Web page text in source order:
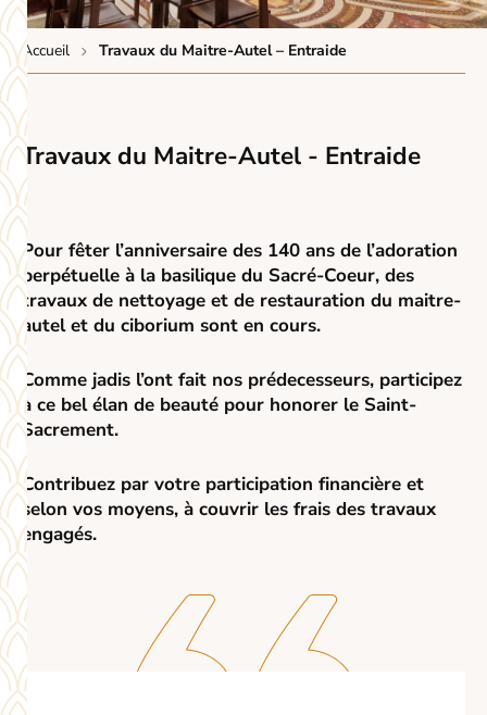
Accueil Travaux du Maitre-Autel – Entraide
Travaux du Maitre-Autel - Entraide
Pour fêter l’anniversaire des 140 ans de l’adoration
perpétuelle à la basilique du Sacré-Coeur, des
travaux de nettoyage et de restauration du maitre-
autel et du ciborium sont en cours.
Comme jadis l’ont fait nos prédecesseurs, participez
à ce bel élan de beauté pour honorer le Saint-
Sacrement.
Contribuez par votre participation financière et
selon vos moyens, à couvrir les frais des travaux
engagés.